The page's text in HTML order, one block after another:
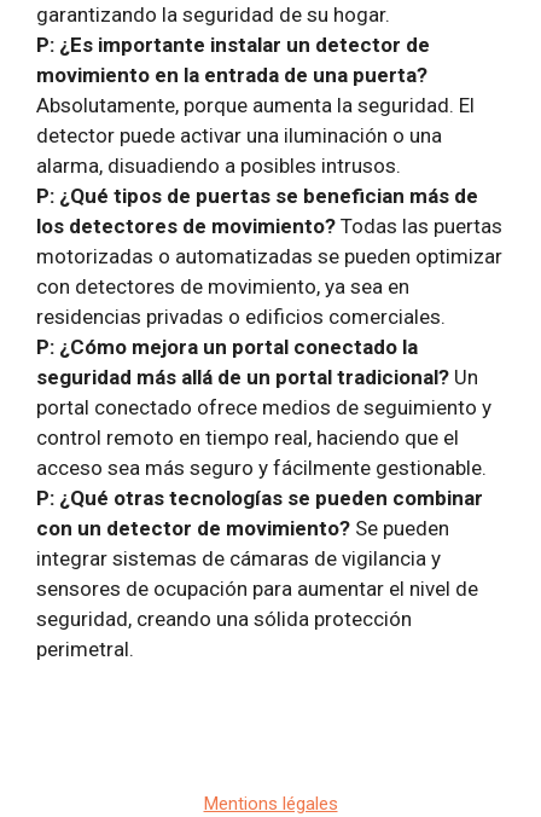
garantizando la seguridad de su hogar.
P: ¿Es importante instalar un detector de
movimiento en la entrada de una puerta?
Absolutamente, porque aumenta la seguridad. El
detector puede activar una iluminación o una
alarma, disuadiendo a posibles intrusos.
P: ¿Qué tipos de puertas se benefician más de
los detectores de movimiento? Todas las puertas
motorizadas o automatizadas se pueden optimizar
con detectores de movimiento, ya sea en
residencias privadas o edificios comerciales.
P: ¿Cómo mejora un portal conectado la
seguridad más allá de un portal tradicional? Un
portal conectado ofrece medios de seguimiento y
control remoto en tiempo real, haciendo que el
acceso sea más seguro y fácilmente gestionable.
P: ¿Qué otras tecnologías se pueden combinar
con un detector de movimiento? Se pueden
integrar sistemas de cámaras de vigilancia y
sensores de ocupación para aumentar el nivel de
seguridad, creando una sólida protección
perimetral.
Mentions légales